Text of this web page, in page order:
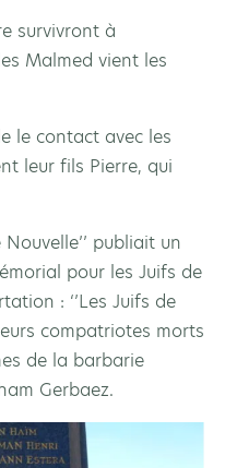
survivront à
Malmed vient les
le contact avec les
leur fils Pierre, qui
Nouvelle’’ publiait un
pour les Juifs de
: ‘’Les Juifs de
compatriotes morts
de la barbarie
Gerbaez.